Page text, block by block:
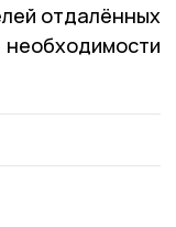
отдалённых